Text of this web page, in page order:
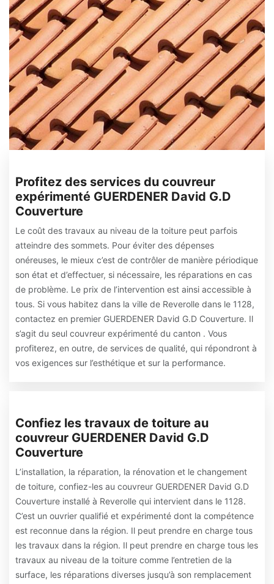
Profitez des services du couvreur
expérimenté GUERDENER David G.D
Couverture
Le coût des travaux au niveau de la toiture peut parfois
atteindre des sommets. Pour éviter des dépenses
onéreuses, le mieux c’est de contrôler de manière périodique
son état et d’effectuer, si nécessaire, les réparations en cas
de problème. Le prix de l’intervention est ainsi accessible à
tous. Si vous habitez dans la ville de Reverolle dans le 1128,
contactez en premier GUERDENER David G.D Couverture. Il
s’agit du seul couvreur expérimenté du canton . Vous
profiterez, en outre, de services de qualité, qui répondront à
vos exigences sur l’esthétique et sur la performance.
Confiez les travaux de toiture au
couvreur GUERDENER David G.D
Couverture
L’installation, la réparation, la rénovation et le changement
de toiture, confiez-les au couvreur GUERDENER David G.D
Couverture installé à Reverolle qui intervient dans le 1128.
C’est un ouvrier qualifié et expérimenté dont la compétence
est reconnue dans la région. Il peut prendre en charge tous
les travaux dans la région. Il peut prendre en charge tous les
travaux au niveau de la toiture comme l’entretien de la
surface, les réparations diverses jusqu’à son remplacement